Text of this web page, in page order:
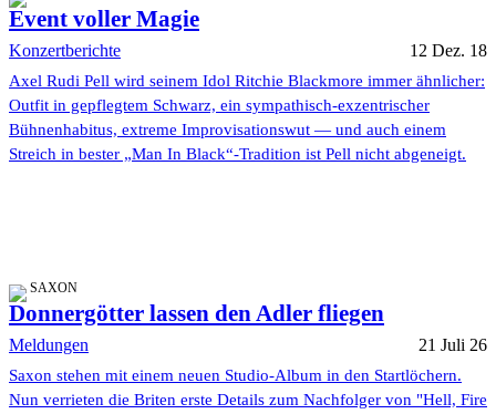
Event voller Magie
Konzertberichte 12 Dez. 18
Axel Rudi Pell wird seinem Idol Ritchie Blackmore immer ähnlicher:
Outfit in gepflegtem Schwarz, ein sympathisch-exzentrischer
Bühnenhabitus, extreme Improvisationswut — und auch einem
Streich in bester „Man In Black“-Tradition ist Pell nicht abgeneigt.
SAXON
Donnergötter lassen den Adler fliegen
Meldungen 21 Juli 26
Saxon stehen mit einem neuen Studio-Album in den Startlöchern.
Nun verrieten die Briten erste Details zum Nachfolger von "Hell, Fire